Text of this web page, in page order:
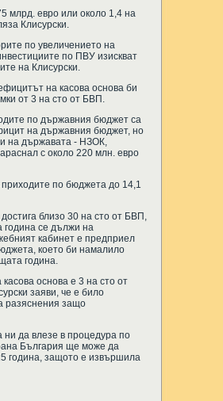
млрд. евро или около 1,4 на
Клисурски.
по увеличението на
по ПВУ изискват
на Клисурски.
на касова основа би
от 3 на сто от БВП.
по държавния бюджет са
на държавния бюджет, но
на държавата - НЗОК,
с около 220 млн. евро
приходите по бюджета до 14,1
близо 30 на сто от БВП,
година се дължи на
кабинет е предприел
което би намалило
година.
основа е 3 на сто от
заяви, че е било
разяснения защо
ни да влезе в процедура по
България ще може да
година, защото е извършила